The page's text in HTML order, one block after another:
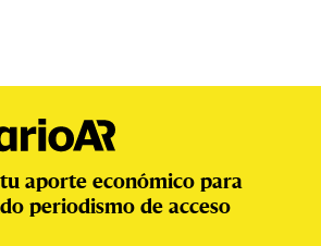
aporte económico para
periodismo de acceso